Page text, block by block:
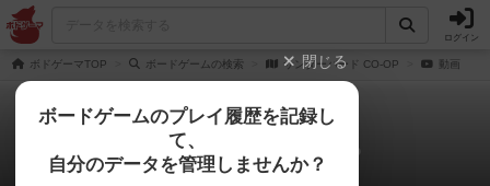
ログイン
ボドゲーマTOP ボードゲームの検索 サンダーバード CO-OP 動画
サンダーバード CO-OP
0件の動画
閉じる
ボードゲームのプレイ履歴を記録し
て、
自分のデータを管理しませんか？